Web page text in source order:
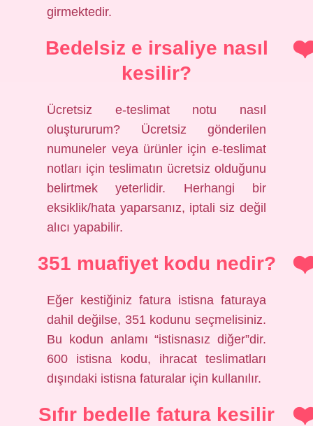
girmektedir.
Bedelsiz e irsaliye nasıl
kesilir?
Ücretsiz e-teslimat notu nasıl
oluştururum? Ücretsiz gönderilen
numuneler veya ürünler için e-teslimat
notları için teslimatın ücretsiz olduğunu
belirtmek yeterlidir. Herhangi bir
eksiklik/hata yaparsanız, iptali siz değil
alıcı yapabilir.
351 muafiyet kodu nedir?
Eğer kestiğiniz fatura istisna faturaya
dahil değilse, 351 kodunu seçmelisiniz.
Bu kodun anlamı “istisnasız diğer”dir.
600 istisna kodu, ihracat teslimatları
dışındaki istisna faturalar için kullanılır.
Sıfır bedelle fatura kesilir